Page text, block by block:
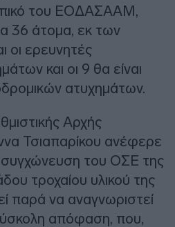
του ΕΟΔΑΣΑΑΜ,
36 άτομα, εκ των
οι ερευνητές
και οι 9 θα είναι
ατυχημάτων.
Αρχής
Τσιαπαρίκου ανέφερε
συγχώνευση του ΟΣΕ της
τροχαίου υλικού της
παρά να αναγνωριστεί
απόφαση, που,